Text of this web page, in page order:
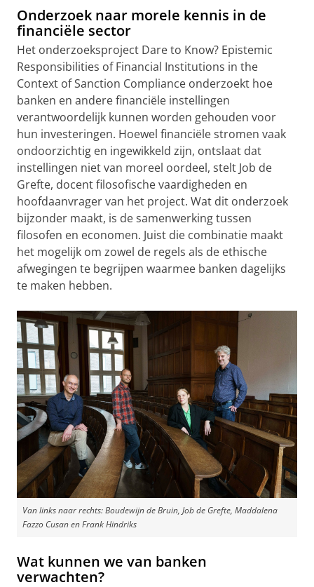
Onderzoek naar morele kennis in de
financiële sector
Het onderzoeksproject Dare to Know? Epistemic
Responsibilities of Financial Institutions in the
Context of Sanction Compliance onderzoekt hoe
banken en andere financiële instellingen
verantwoordelijk kunnen worden gehouden voor
hun investeringen. Hoewel financiële stromen vaak
ondoorzichtig en ingewikkeld zijn, ontslaat dat
instellingen niet van moreel oordeel, stelt Job de
Grefte, docent filosofische vaardigheden en
hoofdaanvrager van het project. Wat dit onderzoek
bijzonder maakt, is de samenwerking tussen
filosofen en economen. Juist die combinatie maakt
het mogelijk om zowel de regels als de ethische
afwegingen te begrijpen waarmee banken dagelijks
te maken hebben.
Van links naar rechts: Boudewijn de Bruin, Job de Grefte, Maddalena
Fazzo Cusan en Frank Hindriks
Wat kunnen we van banken
verwachten?